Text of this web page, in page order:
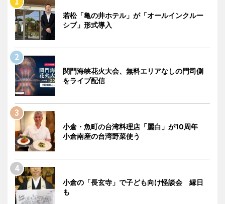
若松「亀の井ホテル」が「オールインクルー
シブ」形式導入
関門海峡花火大会、無料エリアなしの門司側
をライブ配信
小倉・魚町の台湾料理店「麗白」が10周年
小倉南産の台湾野菜使う
小倉の「長玄寺」で子ども向け怪談会 縁日
も